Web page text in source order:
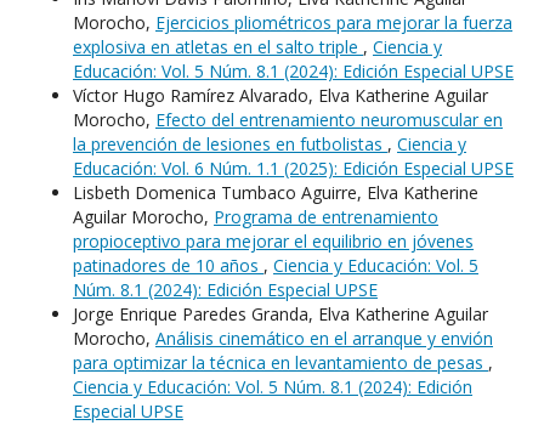
Morocho, Ejercicios pliométricos para mejorar la fuerza
explosiva en atletas en el salto triple , Ciencia y
Educación: Vol. 5 Núm. 8.1 (2024): Edición Especial UPSE
Víctor Hugo Ramírez Alvarado, Elva Katherine Aguilar
Morocho, Efecto del entrenamiento neuromuscular en
la prevención de lesiones en futbolistas , Ciencia y
Educación: Vol. 6 Núm. 1.1 (2025): Edición Especial UPSE
Lisbeth Domenica Tumbaco Aguirre, Elva Katherine
Aguilar Morocho, Programa de entrenamiento
propioceptivo para mejorar el equilibrio en jóvenes
patinadores de 10 años , Ciencia y Educación: Vol. 5
Núm. 8.1 (2024): Edición Especial UPSE
Jorge Enrique Paredes Granda, Elva Katherine Aguilar
Morocho, Análisis cinemático en el arranque y envión
para optimizar la técnica en levantamiento de pesas ,
Ciencia y Educación: Vol. 5 Núm. 8.1 (2024): Edición
Especial UPSE